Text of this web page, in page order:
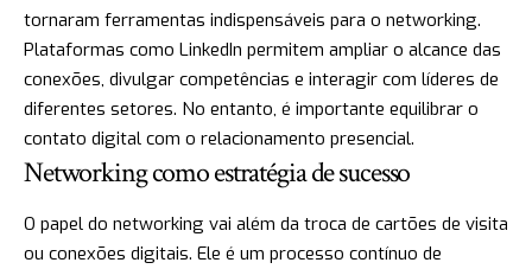
tornaram ferramentas indispensáveis para o networking.
Plataformas como LinkedIn permitem ampliar o alcance das
conexões, divulgar competências e interagir com líderes de
diferentes setores. No entanto, é importante equilibrar o
contato digital com o relacionamento presencial.
Networking como estratégia de sucesso
O papel do networking vai além da troca de cartões de visita
ou conexões digitais. Ele é um processo contínuo de